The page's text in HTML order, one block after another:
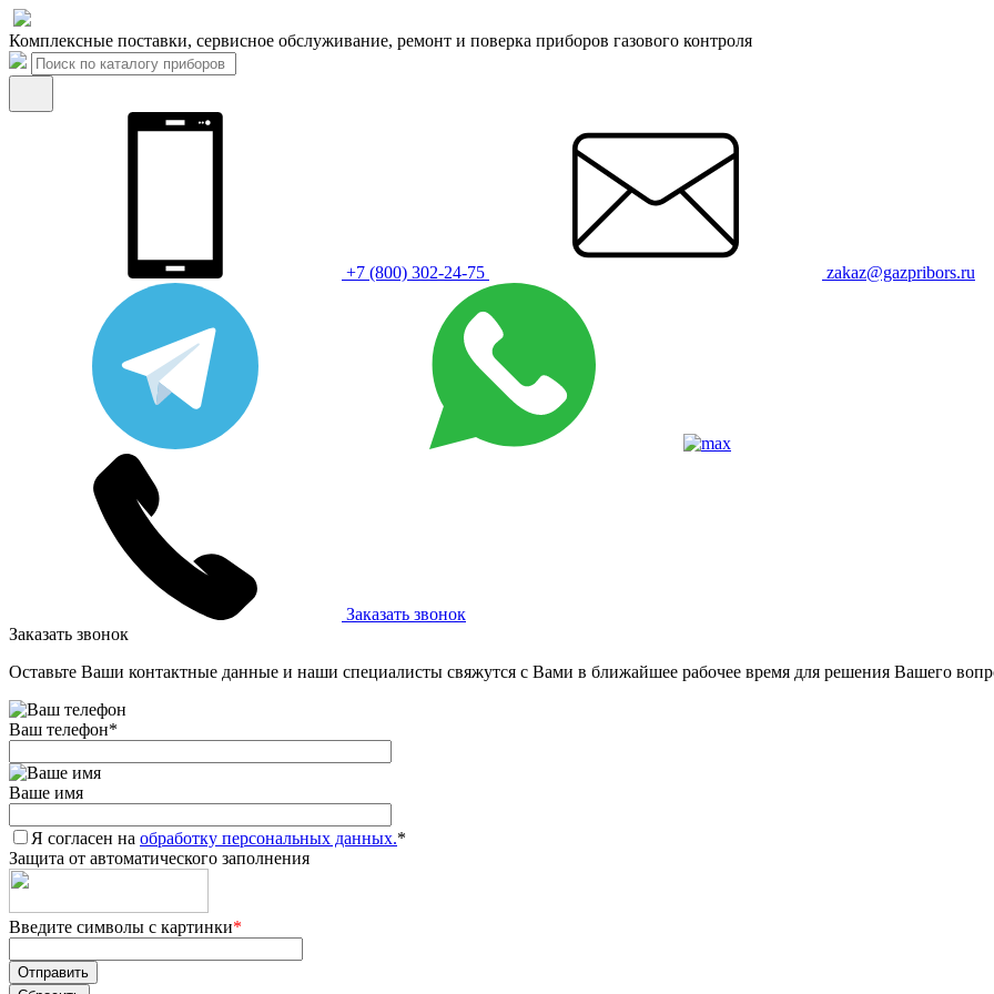
Комплексные поставки, сервисное обслуживание, ремонт и поверка приборов газового контроля
+7 (800) 302-24-75 zakaz@gazpribors.ru
Заказать звонок
Заказать звонок
Оставьте Ваши контактные данные и наши специалисты свяжутся с Вами в ближайшее рабочее время для решения Вашего
Ваш телефон*
Ваше имя
Я согласен на обработку персональных данных.*
Защита от автоматического заполнения
Введите символы с картинки*